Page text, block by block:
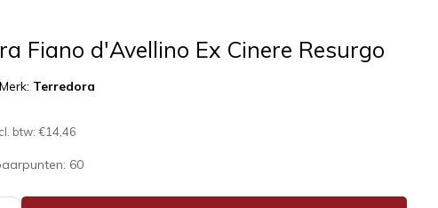
Fiano d'Avellino Ex Cinere Resurgo
Merk: Terredora
btw:€14,46
60